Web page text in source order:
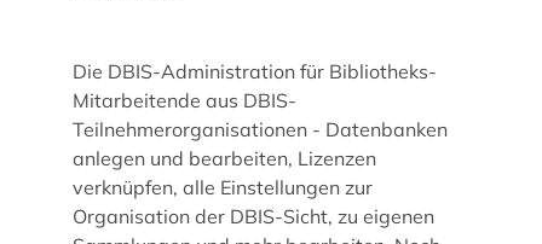
Die DBIS-Administration für Bibliotheks-
Mitarbeitende aus DBIS-
Teilnehmerorganisationen - Datenbanken
anlegen und bearbeiten, Lizenzen
verknüpfen, alle Einstellungen zur
Organisation der DBIS-Sicht, zu eigenen